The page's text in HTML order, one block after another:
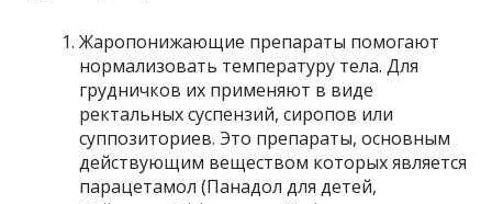
Жаропонижающие препараты помогают
нормализовать температуру тела. Для
грудничков их применяют в виде
ректальных суспензий, сиропов или
суппозиториев. Это препараты, основным
действующим веществом которых является
парацетамол (Панадол для детей,